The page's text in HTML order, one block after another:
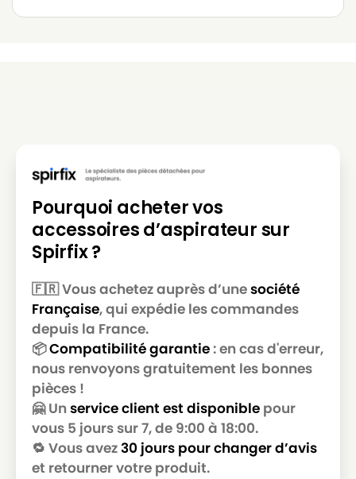
Pourquoi acheter vos
accessoires d’aspirateur sur
Spirfix ?
🇫🇷 Vous achetez auprès d’unesociété
Française, qui expédie les commandes
depuis la France.
📦Compatibilité garantie: en cas d'erreur,
nous renvoyons gratuitement les bonnes
pièces !
🤗 Un service client est disponible pour
vous 5 jours sur 7, de 9:00 à 18:00.
🔁 Vous avez30 jours pour changer d’avis
et retourner votre produit.